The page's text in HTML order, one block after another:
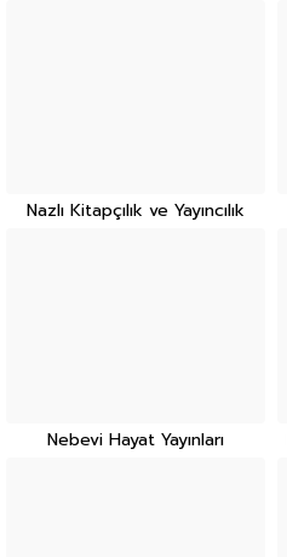
Nazlı Kitapçılık ve Yayıncılık
Nebevi Hayat Yayınları